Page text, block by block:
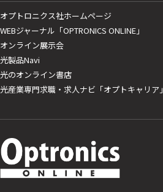
オプトロニクス社ホームページ
WEBジャーナル「OPTRONICS ONLINE」
オンライン展示会
光製品Navi
光のオンライン書店
光産業専門求職・求人ナビ「オプトキャリア」